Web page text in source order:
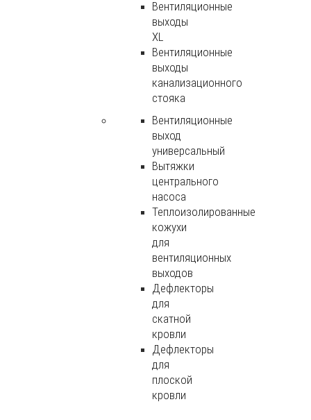
Вентиляционные
выходы
XL
Вентиляционные
выходы
канализационного
стояка
Вентиляционные
выход
универсальный
Вытяжки
центрального
насоса
Теплоизолированные
кожухи
для
вентиляционных
выходов
Дефлекторы
для
скатной
кровли
Дефлекторы
для
плоской
кровли